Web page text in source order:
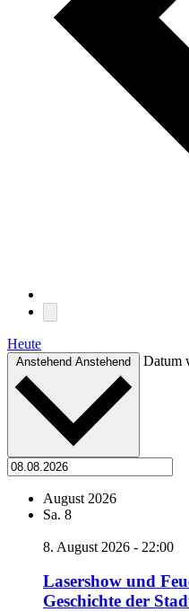
Heute
Anstehend Anstehend Datum
August 2026
Sa. 8
8. August 2026 - 22:00
Lasershow und
Geschichte der